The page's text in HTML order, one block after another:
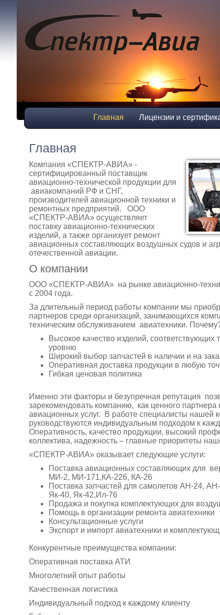
Главная Лицензии и
Главная
Компания «СПЕКТР-АВИА» -
сертифицированный поставщик
авиационно-технической продукции для
авиакомпаний РФ и СНГ,
производителей авиационной техники и
ремонтных предприятий. ООО
«СПЕКТР-АВИА» осуществляет
поставку авиационно-технических
изделий, а также организует ремонт
авиационных составляющих воздушных судов и
отечественной авиации.
О компании
ООО «СПЕКТР-АВИА» на рынке авиационно-
с 2004 года.
За длительный период работы компании мы
партнеров среди организаций, занимающихся
техническим обслуживанием авиатехники.
Высокое качество изделий, соответствующих
уровню
Широкий выбор запчастей в наличии и на
Оперативная доставка продукции в любую
Гибкая ценовая политика
Именно эти факторы и безупречная репутация
зарекомендовать компанию, как ценного партнера
авиационных услуг. В работе специалисты нашей
руководствуются индивидуальным подходом к
Оперативность, качество продукции, высокий
коллектива, надежность – главные приоритеты
«СПЕКТР-АВИА» оказывает следующие услуги:
Поставка авиационных составляющих для
МИ-2, МИ-171,КА-226, КА-26
Поставка запчастей для самолетов АН-24,
Як-40, Як-42,Ил-76
Продажа и покупка комплектующих для
Помощь в организации ремонта авиатехники
Консультационные услуги
Экспорт и импорт авиатехники и
Конкурентные преимущества компании:
Оперативная поставка АТИ
Многолетний опыт работы
Качественная логистика
Индивидуальный подход к каждому клиенту